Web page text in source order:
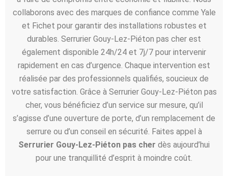
collaborons avec des marques de confiance comme Yale
et Fichet pour garantir des installations robustes et
durables. Serrurier Gouy-Lez-Piéton pas cher est
également disponible 24h/24 et 7j/7 pour intervenir
rapidement en cas d’urgence. Chaque intervention est
réalisée par des professionnels qualifiés, soucieux de
votre satisfaction. Grâce à Serrurier Gouy-Lez-Piéton pas
cher, vous bénéficiez d’un service sur mesure, qu’il
s’agisse d’une ouverture de porte, d’un remplacement de
serrure ou d’un conseil en sécurité. Faites appel à
Serrurier Gouy-Lez-Piéton pas cher dès aujourd’hui
pour une tranquillité d’esprit à moindre coût.